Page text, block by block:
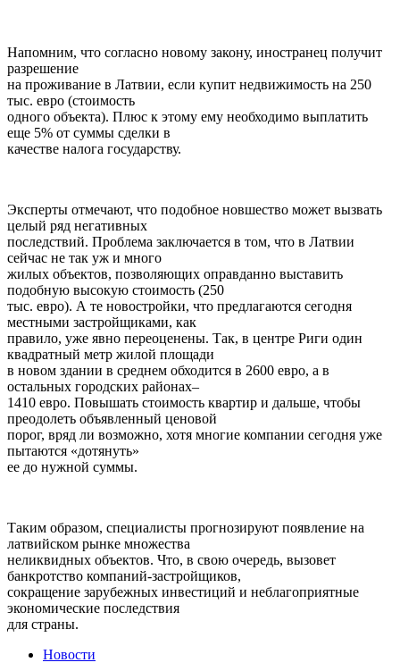
Напомним, что согласно новому закону, иностранец получит
разрешение
на проживание в Латвии, если купит недвижимость на 250
тыс. евро (стоимость
одного объекта). Плюс к этому ему необходимо выплатить
еще 5% от суммы сделки в
качестве налога государству.
Эксперты отмечают, что подобное новшество может вызвать
целый ряд негативных
последствий. Проблема заключается в том, что в Латвии
сейчас не так уж и много
жилых объектов, позволяющих оправданно выставить
подобную высокую стоимость (250
тыс. евро). А те новостройки, что предлагаются сегодня
местными застройщиками, как
правило, уже явно переоценены. Так, в центре Риги один
квадратный метр жилой площади
в новом здании в среднем обходится в 2600 евро, а в
остальных городских районах–
1410 евро. Повышать стоимость квартир и дальше, чтобы
преодолеть объявленный ценовой
порог, вряд ли возможно, хотя многие компании сегодня уже
пытаются «дотянуть»
ее до нужной суммы.
Таким образом, специалисты прогнозируют появление на
латвийском рынке множества
неликвидных объектов. Что, в свою очередь, вызовет
банкротство компаний-застройщиков,
сокращение зарубежных инвестиций и неблагоприятные
экономические последствия
для страны.
Новости